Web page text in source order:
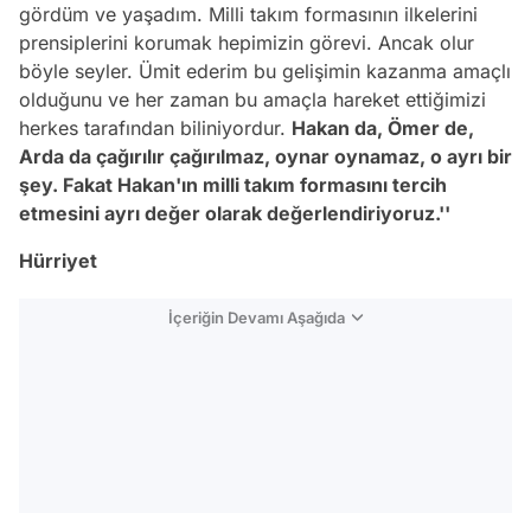
gördüm ve yaşadım. Milli takım formasının ilkelerini
prensiplerini korumak hepimizin görevi. Ancak olur
böyle seyler. Ümit ederim bu gelişimin kazanma amaçlı
olduğunu ve her zaman bu amaçla hareket ettiğimizi
herkes tarafından biliniyordur. Hakan da, Ömer de,
Arda da çağırılır çağırılmaz, oynar oynamaz, o ayrı bir
şey. Fakat Hakan'ın milli takım formasını tercih
etmesini ayrı değer olarak değerlendiriyoruz.''
Hürriyet
İçeriğin Devamı Aşağıda